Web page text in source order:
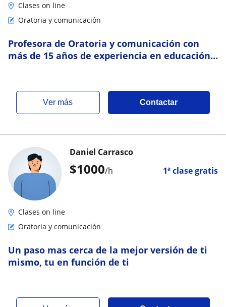
Clases on line
Oratoria y comunicación
Profesora de Oratoria y comunicación con
más de 15 años de experiencia en educación
ver más Contactar
$1000/h 1ª clase gratis
Daniel Carrasco
Clases on line
Oratoria y comunicación
Un paso mas cerca de la mejor versión de ti
mismo, tu en función de ti